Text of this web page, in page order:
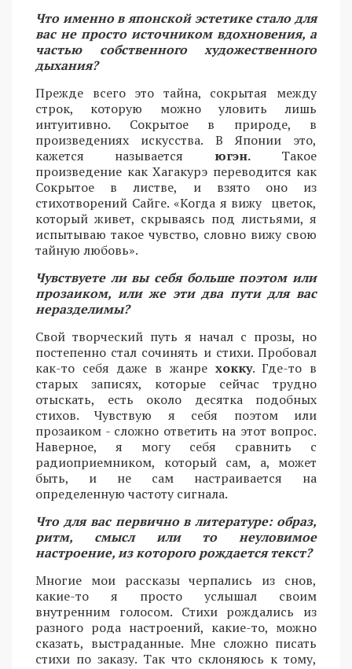
Что именно в японской эстетике стало для
вас не просто источником вдохновения, а
частью собственного художественного
дыхания?
Прежде всего это тайна, сокрытая между
строк, которую можно уловить лишь
интуитивно. Сокрытое в природе, в
произведениях искусства. В Японии это,
кажется называется югэн.Такое
произведение как Хагакурэ переводится как
Сокрытое в листве, и взято оно из
стихотворений Сайге. «Когда я вижу цветок,
который живет, скрываясь под листьями, я
испытываю такое чувство, словно вижу свою
тайную любовь».
Чувствуете ли вы себя больше поэтом или
прозаиком, или же эти два пути для вас
неразделимы?
Свой творческий путь я начал с прозы, но
постепенно стал сочинять и стихи. Пробовал
как-то себя даже в жанре хокку. Где-то в
старых записях, которые сейчас трудно
отыскать, есть около десятка подобных
стихов. Чувствую я себя поэтом или
прозаиком - сложно ответить на этот вопрос.
Наверное, я могу себя сравнить с
радиоприемником, который сам, а, может
быть, и не сам настраивается на
определенную частоту сигнала.
Что для вас первично в литературе: образ,
ритм, смысл или то неуловимое
настроение, из которого рождается текст?
Многие мои рассказы черпались из снов,
какие-то я просто услышал своим
внутренним голосом. Стихи рождались из
разного рода настроений, какие-то, можно
сказать, выстраданные. Мне сложно писать
стихи по заказу. Так что склоняюсь к тому,